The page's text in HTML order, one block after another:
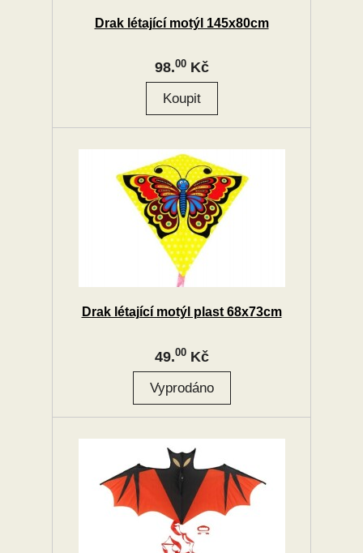
Drak létající motýl 145x80cm
98.00Kč
Drak létající motýl plast 68x73cm
49.00Kč